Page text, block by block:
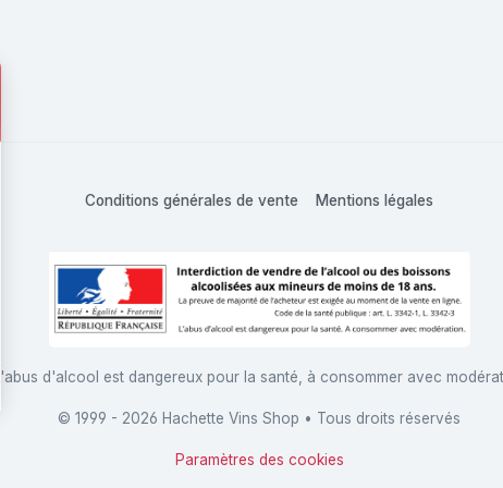
Conditions générales de vente Mentions légales
L'abus d'alcool est dangereux pour la santé, à consommer avec
© 1999 - 2026 Hachette Vins Shop • Tous droits réservés
Paramètres des cookies